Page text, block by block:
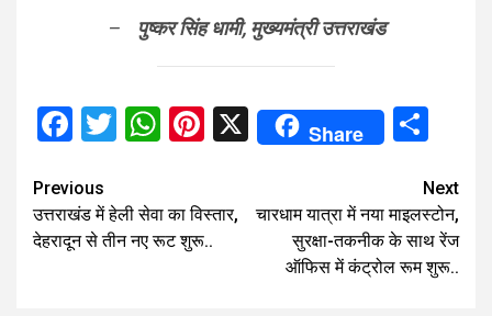
– पुष्कर सिंह धामी, मुख्यमंत्री उत्तराखंड
Facebook
Twitter
WhatsApp
Pinterest
X Share
Continue
Reading
Previous
उत्तराखंड में हेली सेवा का विस्तार,
देहरादून से तीन नए रूट शुरू..
Next
चारधाम यात्रा में नया माइलस्टोन,
सुरक्षा-तकनीक के साथ रेंज
ऑफिस में कंट्रोल रूम शुरू..